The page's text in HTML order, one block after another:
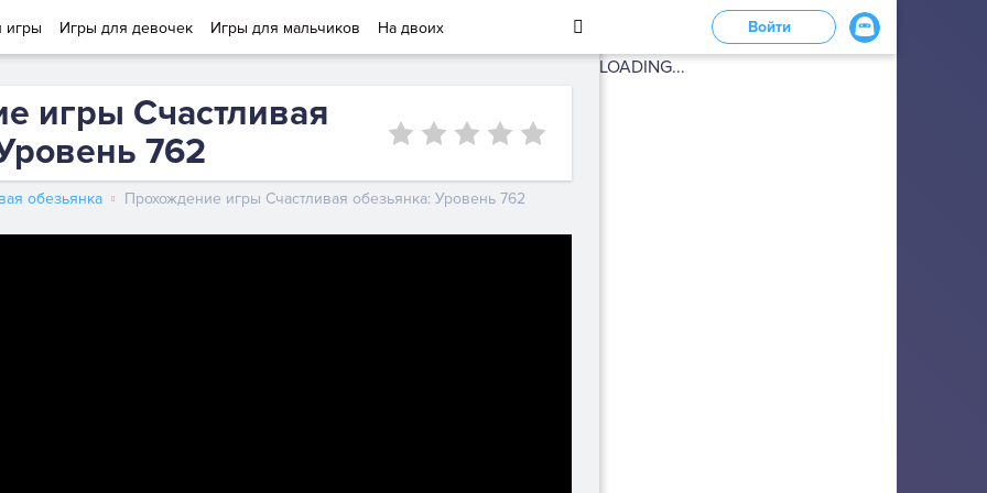
игры Игры для девочек Игры для мальчиков На двоих Войти
игры Счастливая
762
обезьянка Прохождение игры Счастливая обезьянка: Уровень 762
LOADING...